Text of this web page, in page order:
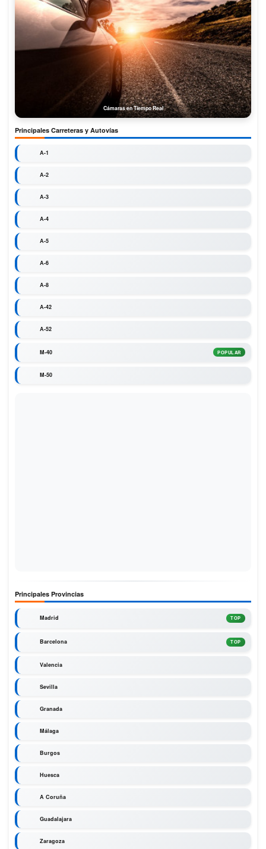
Cámaras en Tiempo Real
Principales Carreteras y Autovías
A-1
A-2
A-3
A-4
A-5
A-6
A-8
A-42
A-52
M-40 POPULAR
M-50
Principales Provincias
Madrid TOP
Barcelona TOP
Valencia
Sevilla
Granada
Málaga
Burgos
Huesca
A Coruña
Guadalajara
Zaragoza